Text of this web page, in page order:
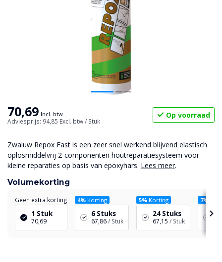
70,69 Incl. btw
Adviesprijs: 94,85 Excl. btw/ Stuk
Op voorraad
Zwaluw Repox Fast is een zeer snel werkend blijvend elastisch
oplosmiddelvrij 2-componenten houtreparatiesysteem voor
kleine reparaties op basis van epoxyhars. Lees meer.
Volumekorting
Geen extra korting
1 Stuk
70,69
4% Korting
6 Stuks
67,86/ Stuk
5% Korting
24 Stuks
67,15 / Stuk
7%